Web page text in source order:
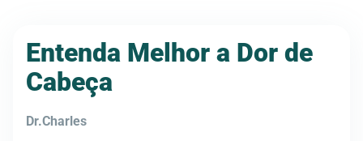
Entenda Melhor a Dor de
Cabeça
Dr.Charles